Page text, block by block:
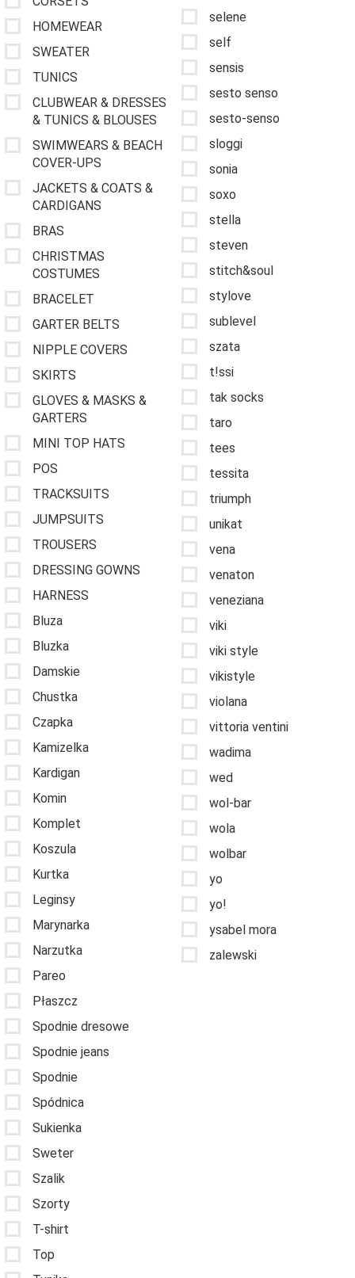
HOMEWEAR
SWEATER
TUNICS
CLUBWEAR & DRESSES
& TUNICS & BLOUSES
SWIMWEARS & BEACH
COVER-UPS
JACKETS & COATS &
CARDIGANS
BRAS
CHRISTMAS
COSTUMES
BRACELET
GARTER BELTS
NIPPLE COVERS
SKIRTS
GLOVES & MASKS &
GARTERS
MINI TOP HATS
POS
TRACKSUITS
JUMPSUITS
TROUSERS
DRESSING GOWNS
HARNESS
Bluza
Bluzka
Damskie
Chustka
Czapka
Kamizelka
Kardigan
Komin
Komplet
Koszula
Kurtka
Leginsy
Marynarka
Narzutka
Pareo
Płaszcz
Spodnie dresowe
Spodnie jeans
Spodnie
Spódnica
Sukienka
Sweter
Szalik
Szorty
T-shirt
Top
selene
self
sensis
sesto senso
sesto-senso
sloggi
sonia
soxo
stella
steven
stitch&soul
stylove
sublevel
szata
t!ssi
tak socks
taro
tees
tessita
triumph
unikat
vena
venaton
veneziana
viki
viki style
vikistyle
violana
vittoria ventini
wadima
wed
wol-bar
wola
wolbar
yo
yo!
ysabel mora
zalewski